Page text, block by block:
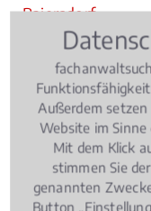
Baiersdorf
Baldham
Balve
Bamberg
Bargteheide
Außerdem
Website im Sinne
Mit dem Klick
stimmen Sie
genannten
Button